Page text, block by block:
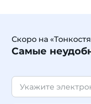
Скоро на
Самые